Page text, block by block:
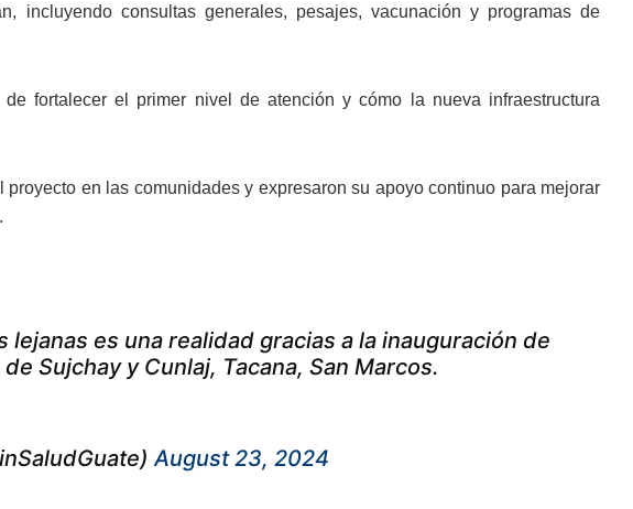
incluyendo consultas generales, pesajes, vacunación y programas de
fortalecer el primer nivel de atención y cómo la nueva infraestructura
en las comunidades y expresaron su apoyo continuo para mejorar
lejanas es una realidad gracias a la inauguración de
Sujchay y Cunlaj, Tacana, San Marcos.
August 23, 2024